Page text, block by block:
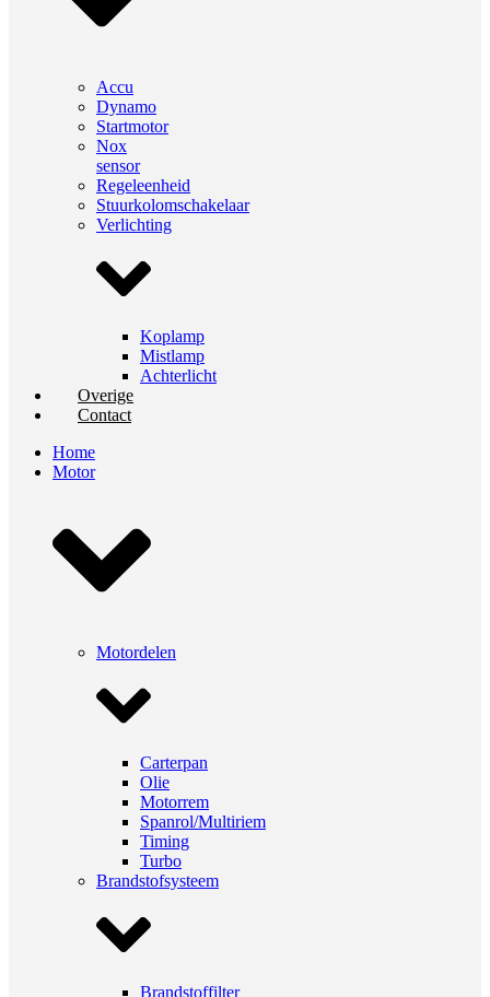
Accu
Dynamo
Startmotor
Nox
sensor
Regeleenheid
Stuurkolomschakelaar
Verlichting
Koplamp
Mistlamp
Achterlicht
Overige
Contact
Home
Motor
Motordelen
Carterpan
Olie
Motorrem
Spanrol/Multiriem
Timing
Turbo
Brandstofsysteem
Brandstoffilter